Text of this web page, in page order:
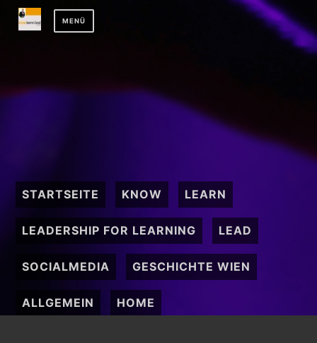
Zum
Inhalt
MENÜ
STARTSEITE KNOW LEARN
LEADERSHIP FOR LEARNING LEAD
SOCIALMEDIA GESCHICHTE WIEN
ALLGEMEIN HOME